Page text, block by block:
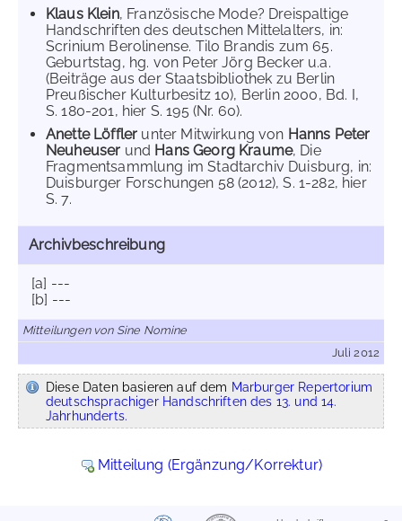
Klaus Klein, Französische Mode? Dreispaltige
Handschriften des deutschen Mittelalters, in:
Scrinium Berolinense. Tilo Brandis zum 65.
Geburtstag, hg. von Peter Jörg Becker u.a.
(Beiträge aus der Staatsbibliothek zu Berlin
Preußischer Kulturbesitz 10), Berlin 2000, Bd. I,
S. 180-201, hier S. 195 (Nr. 60).
Anette Löffler unter Mitwirkung von Hanns Peter
Neuheuser und Hans Georg Kraume, Die
Fragmentsammlung im Stadtarchiv Duisburg, in:
Duisburger Forschungen 58 (2012), S. 1-282, hier
S. 7.
Archivbeschreibung
[a] ---
[b] ---
Mitteilungen von Sine Nomine
Juli 2012
Diese Daten basieren auf dem Marburger Repertorium
deutschsprachiger Handschriften des 13. und 14.
Jahrhunderts.
Mitteilung (Ergänzung/Korrektur)